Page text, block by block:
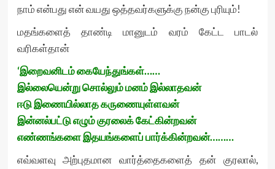
நாம் என்பது என் வயது ஒத்தவர்களுக்கு நன்கு புரியும்!
மதங்களைத் தாண்டி மானுடம் வரம் கேட்ட பாடல்
வரிகள்தான்
‘இறைவனிடம் கையேந்துங்கள்……
இல்லையென்று சொல்லும் மனம் இல்லாதவன்
ஈடு இணையில்லாத கருணையுள்ளவன்
இன்னல்பட்டு எழும் குரலைக் கேட்கின்றவன்
எண்ணங்களை இதயங்களைப் பார்க்கின்றவன்………
எவ்வளவு அற்புதமான வார்த்தைகளைத் தன் குரலால்,